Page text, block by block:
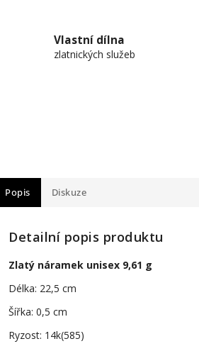
Vlastní dílna
zlatnických služeb
Popis Diskuze
Detailní popis produktu
Zlatý náramek unisex 9,61 g
Délka: 22,5 cm
Šířka: 0,5 cm
Ryzost: 14k(585)